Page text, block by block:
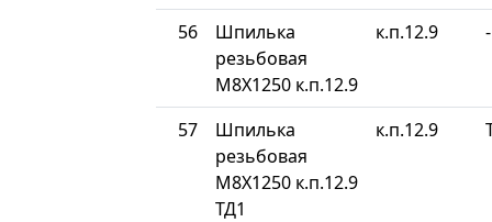
56
Шпилька
резьбовая
М8Х1250 к.п.12.9
к.п.12.9 -
57
Шпилька
резьбовая
М8Х1250 к.п.12.9
ТД1
к.п.12.9